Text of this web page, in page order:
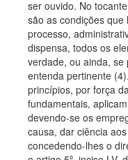
ser ouvido. No
são as condições
processo,
dispensa, todos os
verdade, ou ainda, se
entenda pertinente
princípios, por força
fundamentais,
devendo-se os
causa, dar ciência
concedendo-lhes o